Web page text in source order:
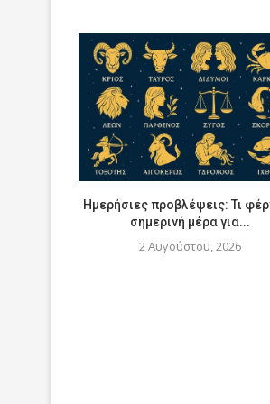
Ημερήσιες προβλέψεις: Τι
σημερινή μέρα για...
2 Αυγούστου, 2026